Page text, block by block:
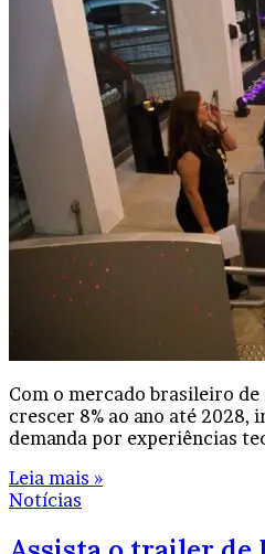
Com o mercado brasileiro
crescer 8% ao ano até 2028,
demanda por experiências
Leia mais »
Notícias